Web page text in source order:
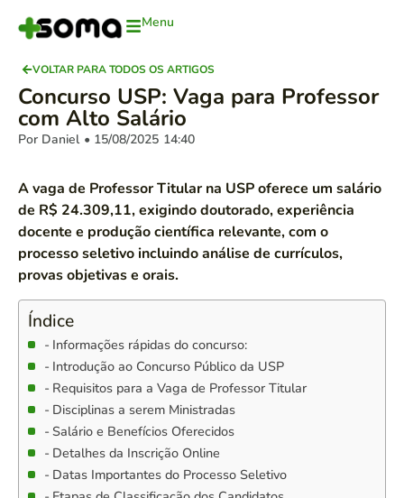
Menu
VOLTAR PARA TODOS OS ARTIGOS
Concurso USP: Vaga para Professor
com Alto Salário
Por Daniel • 15/08/2025 14:40
A vaga de Professor Titular na USP oferece um salário
de R$ 24.309,11, exigindo doutorado, experiência
docente e produção científica relevante, com o
processo seletivo incluindo análise de currículos,
provas objetivas e orais.
Índice
Informações rápidas do concurso:
Introdução ao Concurso Público da USP
Requisitos para a Vaga de Professor Titular
Disciplinas a serem Ministradas
Salário e Benefícios Oferecidos
Detalhes da Inscrição Online
Datas Importantes do Processo Seletivo